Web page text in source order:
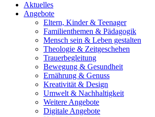
Aktuelles
Angebote
Eltern, Kinder & Teenager
Familienthemen & Pädagogik
Mensch sein & Leben gestalten
Theologie & Zeitgeschehen
Trauerbegleitung
Bewegung & Gesundheit
Ernährung & Genuss
Kreativität & Design
Umwelt & Nachhaltigkeit
Weitere Angebote
Digitale Angebote